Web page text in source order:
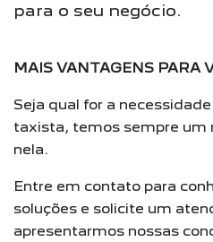
para o seu negócio.
MAIS VANTAGENS PARA
Seja qual for a
taxista, temos sempre um
nela.
Entre em contato para
soluções e solicite um
apresentarmos nossas